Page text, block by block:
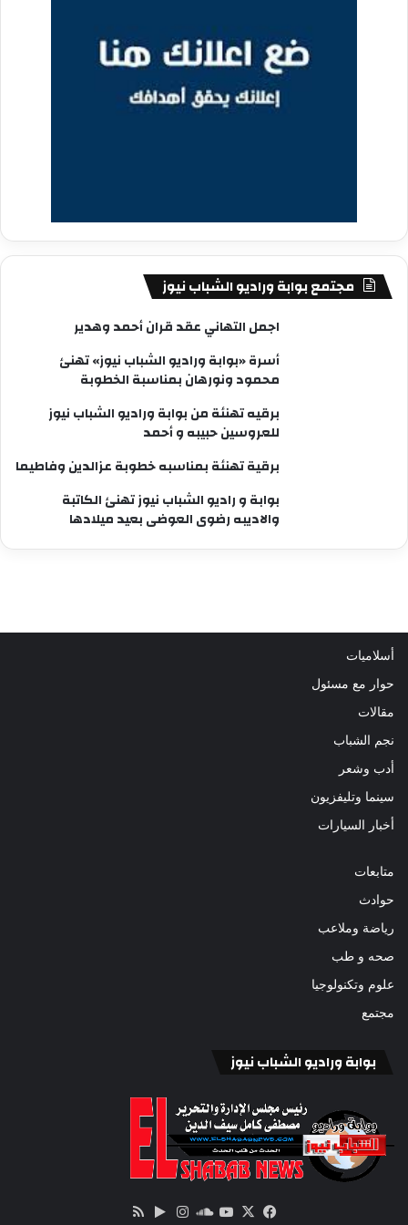
مجتمع بوابة وراديو الشباب نيوز
اجمل التهاني عقد قران أحمد وهدير
أسرة «بوابة وراديو الشباب نيوز» تهنئ
محمود ونورهان بمناسبة الخطوبة
برقيه تهنئة من بوابة وراديو الشباب نيوز
للعروسين حبيبه و أحمد
برقية تهنئة بمناسبه خطوبة عزالدين وفاطيما
بوابة و راديو الشباب نيوز تهنئ الكاتبة
والاديبه رضوى العوضى بعيد ميلادها
أسلاميات
حوار مع مسئول
مقالات
نجم الشباب
أدب وشعر
سينما وتليفزيون
أخبار السيارات
متابعات
حوادث
رياضة وملاعب
صحه و طب
علوم وتكنولوجيا
مجتمع
بوابة وراديو الشباب نيوز
فيسبوك
‫X
‫YouTube
ساوندانستقرام‏Google